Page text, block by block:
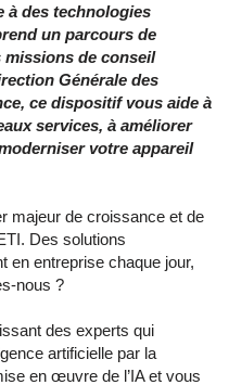
à des technologies
un parcours de
de conseil
Générale des
ce dispositif vous aide à
services, à améliorer
votre appareil
majeur de croissance et de
Des solutions
en entreprise chaque jour,
nous ?
des experts qui
artificielle par la
en œuvre de l’IA et vous